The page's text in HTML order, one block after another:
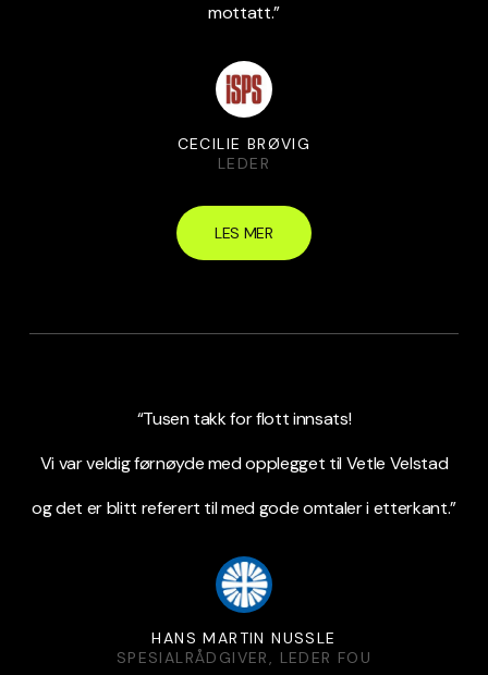
mottatt.”
CECILIE BRØVIG
LEDER
LES MER
“Tusen takk for flott innsats!
Vi var veldig førnøyde med opplegget til Vetle Velstad
og det er blitt referert til med gode omtaler i etterkant.”
HANS MARTIN NUSSLE
SPESIALRÅDGIVER, LEDER FOU